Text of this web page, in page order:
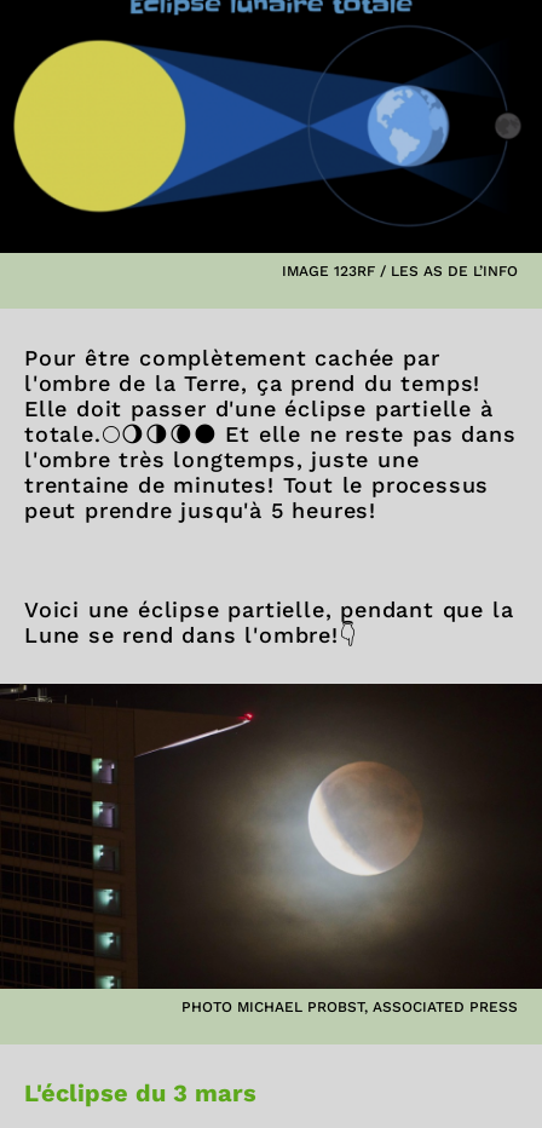
IMAGE 123RF / LES AS DE L’INFO
Pour être complètement cachée par
l'ombre de la Terre, ça prend du temps!
Elle doit passer d'une éclipse partielle à
totale.🌕🌖🌗🌘🌑 Et elle ne reste pas dans
l'ombre très longtemps, juste une
trentaine de minutes! Tout le processus
peut prendre jusqu'à 5 heures!
Voici une éclipse partielle, pendant que la
Lune se rend dans l'ombre!👇
PHOTO MICHAEL PROBST, ASSOCIATED PRESS
L'éclipse du 3 mars